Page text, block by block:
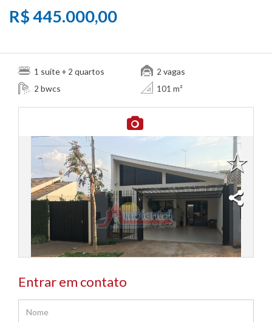
R$ 445.000,00
1 suíte + 2 quartos
2 bwcs
2 vagas
101 m²
Entrar em contato